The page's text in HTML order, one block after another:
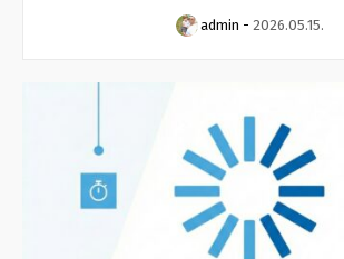
admin - 2026.05.15.